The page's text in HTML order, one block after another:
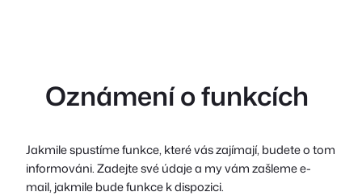
Spanish
Portuguese
French
Oznámení o funkcích
Jakmile spustíme funkce, které vás zajímají, budete o tom
informováni. Zadejte své údaje a my vám zašleme e-
mail, jakmile bude funkce k dispozici.